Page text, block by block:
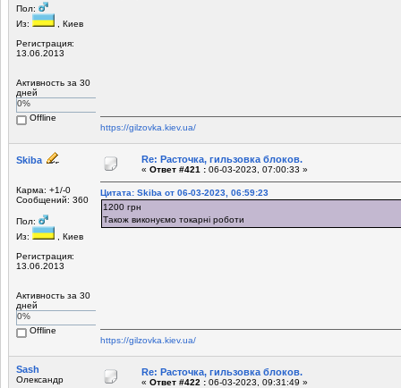
Пол:
Из:
, Киев
Регистрация:
13.06.2013
Активность за 30
дней
0%
Offline
https://gilzovka.kiev.ua/
Skiba
Карма: +1/-0
Сообщений: 360
Пол:
Из:
, Киев
Регистрация:
13.06.2013
Активность за 30
дней
0%
Offline
Re: Расточка, гильзовка блоков.
« Ответ #421 : 06-03-2023, 07:00:33 »
Цитата: Skiba от 06-03-2023, 06:59:23
1200 грн
Також виконуємо токарні роботи
https://gilzovka.kiev.ua/
Sash
Олександр
Re: Расточка, гильзовка блоков.
« Ответ #422 : 06-03-2023, 09:31:49 »